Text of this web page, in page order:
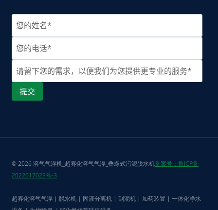
© 2026 溶气气浮机_超雾化溶气气浮_叠螺式污泥脱水机备案号：鲁ICP备
2022017023号-3
超雾化溶气气浮 | 脱水机 | 固液分离机 | 刮泥机 | 加药装置 | 一体化净水